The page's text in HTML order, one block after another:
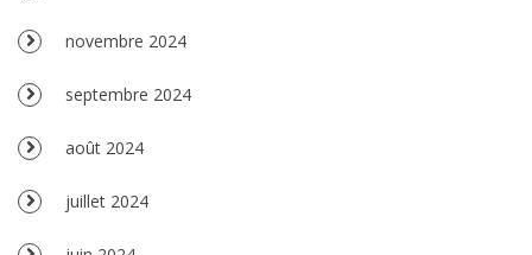
novembre 2024
septembre 2024
août 2024
juillet 2024